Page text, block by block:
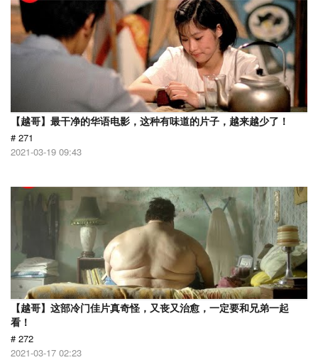
【越哥】最干净的华语电影，这种有味道的片子，越来越少了！
# 271
2021-03-19 09:43
【越哥】这部冷门佳片真奇怪，又丧又治愈，一定要和兄弟一起
看！
# 272
2021-03-17 02:23